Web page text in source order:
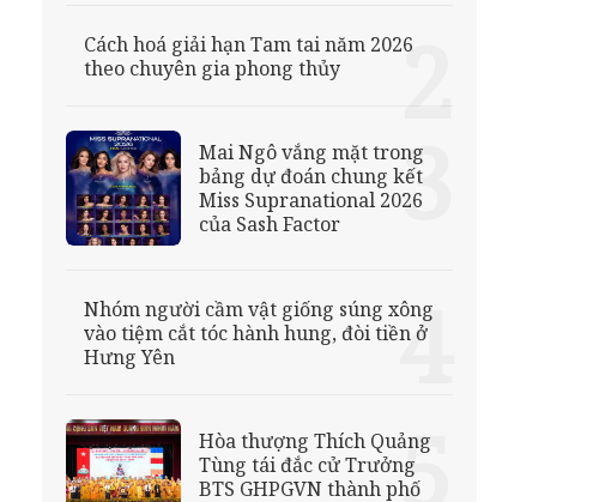
Cách hoá giải hạn Tam tai năm 2026
theo chuyên gia phong thủy
Mai Ngô vắng mặt trong
bảng dự đoán chung kết
Miss Supranational 2026
của Sash Factor
Nhóm người cầm vật giống súng xông
vào tiệm cắt tóc hành hung, đòi tiền ở
Hưng Yên
Hòa thượng Thích Quảng
Tùng tái đắc cử Trưởng
BTS GHPGVN thành phố